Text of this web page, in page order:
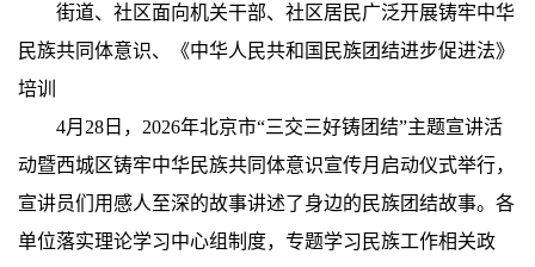
街道、社区面向机关干部、社区居民广泛开展铸牢中华
民族共同体意识、《中华人民共和国民族团结进步促进法》
培训
4月28日，2026年北京市“三交三好铸团结”主题宣讲活
动暨西城区铸牢中华民族共同体意识宣传月启动仪式举行，
宣讲员们用感人至深的故事讲述了身边的民族团结故事。各
单位落实理论学习中心组制度，专题学习民族工作相关政